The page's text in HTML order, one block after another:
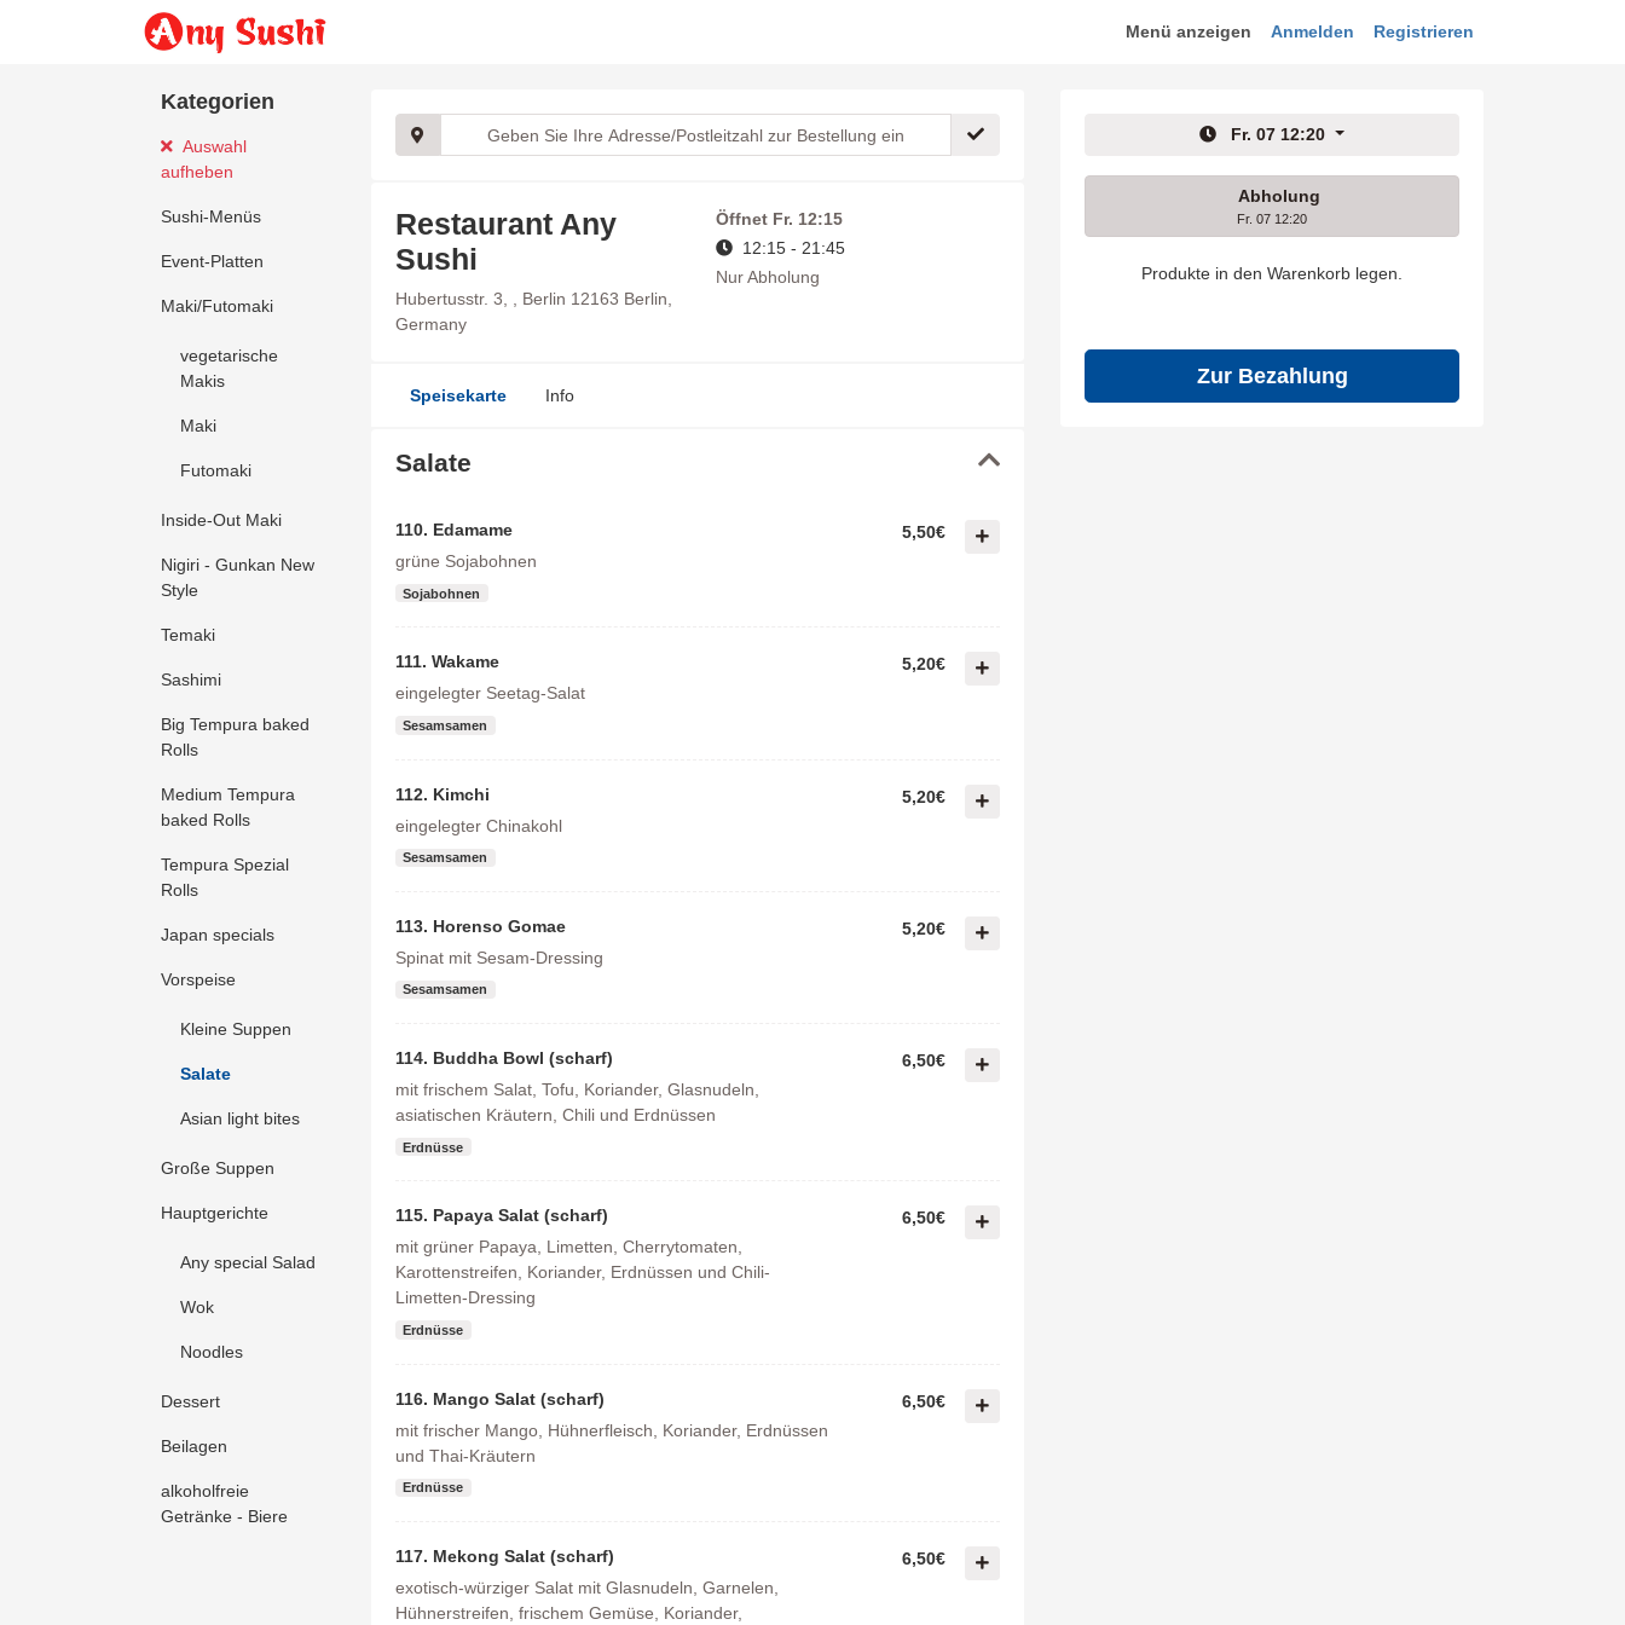
Menü anzeigen Anmelden Registrieren
Kategorien
Auswahl
aufheben
Sushi-Menüs
Event-Platten
Maki/Futomaki
vegetarische
Makis
Maki
Futomaki
Inside-Out Maki
Nigiri - Gunkan New
Style
Temaki
Sashimi
Big Tempura baked
Rolls
Medium Tempura
baked Rolls
Tempura Spezial
Rolls
Japan specials
Vorspeise
Kleine Suppen
Salate
Asian light bites
Große Suppen
Hauptgerichte
Any special Salad
Wok
Noodles
Dessert
Beilagen
alkoholfreie
Getränke - Biere
Restaurant Any
Sushi
Hubertusstr. 3, , Berlin 12163 Berlin,
Germany
Öffnet Fr. 12:15
12:15 - 21:45
Nur Abholung
Speisekarte Info
Salate
110. Edamame
grüne Sojabohnen
5,50€
Sojabohnen
111. Wakame
eingelegter Seetag-Salat
5,20€
Sesamsamen
112. Kimchi
eingelegter Chinakohl
5,20€
Sesamsamen
113. Horenso Gomae
Spinat mit Sesam-Dressing
5,20€
Sesamsamen
114. Buddha Bowl (scharf)
mit frischem Salat, Tofu, Koriander, Glasnudeln,
asiatischen Kräutern, Chili und Erdnüssen
6,50€
Erdnüsse
115. Papaya Salat (scharf)
mit grüner Papaya, Limetten, Cherrytomaten,
Karottenstreifen, Koriander, Erdnüssen und Chili-
Limetten-Dressing
6,50€
Erdnüsse
116. Mango Salat (scharf)
mit frischer Mango, Hühnerfleisch, Koriander, Erdnüssen
und Thai-Kräutern
6,50€
Erdnüsse
117. Mekong Salat (scharf)
exotisch-würziger Salat mit Glasnudeln, Garnelen,
Hühnerstreifen, frischem Gemüse, Koriander,
6,50€
Fr. 07 12:20
Abholung
Fr. 07 12:20
Produkte in den Warenkorb legen.
Zur Bezahlung